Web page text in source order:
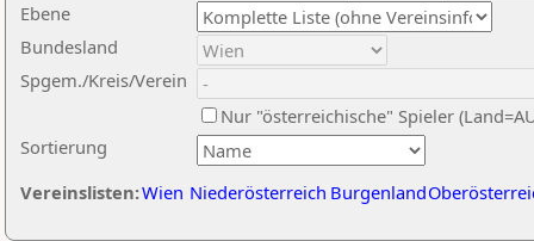
Ebene
Sortierung
Bundesland
Spgem./Kreis/Verein
Nur "österreichische" Spieler
Vereinslisten:Wien Niederösterreich Burgenland